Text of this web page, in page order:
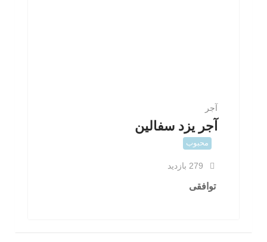
آجر
آجر یزد سفالین
محبوب
279 بازدید
توافقی